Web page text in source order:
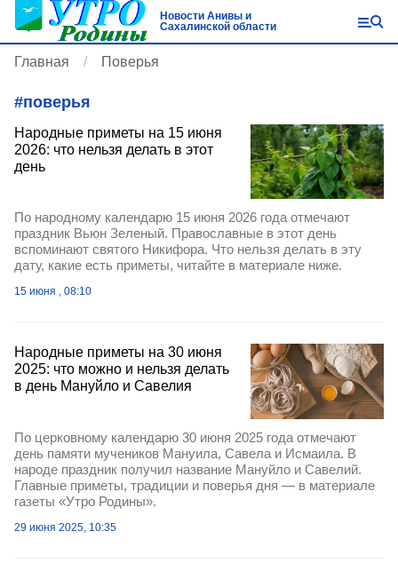
Новости Анивы и
Сахалинской области
Главная Поверья
#поверья
Народные приметы на 15 июня
2026: что нельзя делать в этот
день
По народному календарю 15 июня 2026 года отмечают
праздник Вьюн Зеленый. Православные в этот день
вспоминают святого Никифора. Что нельзя делать в эту
дату, какие есть приметы, читайте в материале ниже.
15 июня , 08:10
Народные приметы на 30 июня
2025: что можно и нельзя делать
в день Мануйло и Савелия
По церковному календарю 30 июня 2025 года отмечают
день памяти мучеников Мануила, Савела и Исмаила. В
народе праздник получил название Мануйло и Савелий.
Главные приметы, традиции и поверья дня — в материале
газеты «Утро Родины».
29 июня 2025, 10:35